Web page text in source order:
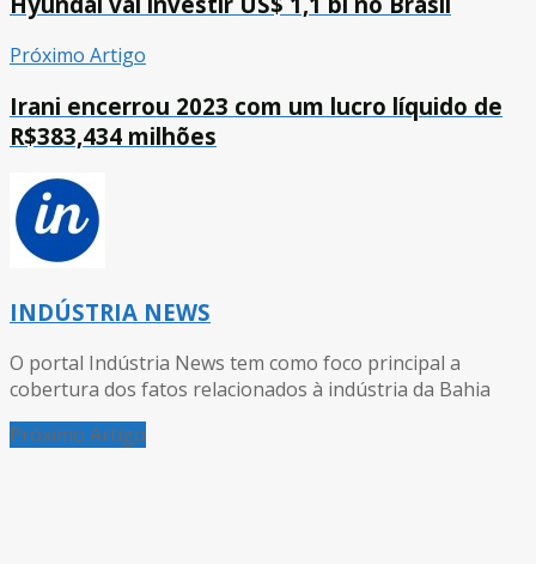
Próximo Artigo
Irani encerrou 2023 com um lucro líquido de
R$383,434 milhões
INDÚSTRIA NEWS
O portal Indústria News tem como foco principal a
cobertura dos fatos relacionados à indústria da Bahia
Próximo Artigo